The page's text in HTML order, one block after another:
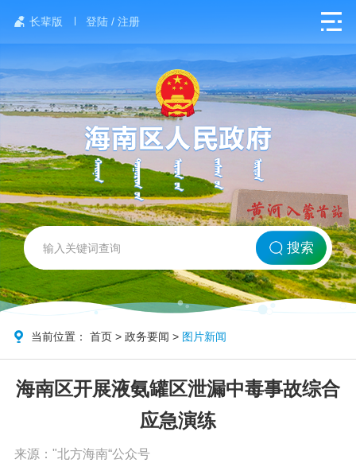
长辈版 登陆 / 注册
网站首页
北方海南
政务要闻
党务公开
搜索
当前位置：首页 >政务要闻 > 图片新闻
海南区开展液氨罐区泄漏中毒事故综合
应急演练
来源："北方海南“公众号